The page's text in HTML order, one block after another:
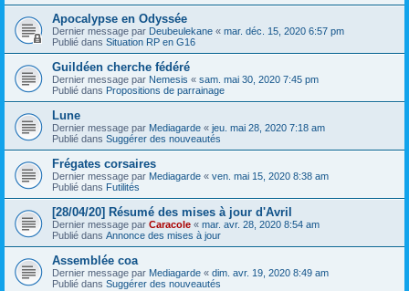
Apocalypse en Odyssée
Dernier message par Deubeulekane « mar. déc. 15, 2020 6:57 pm
Publié dans Situation RP en G16
Guildéen cherche fédéré
Dernier message par Nemesis « sam. mai 30, 2020 7:45 pm
Publié dans Propositions de parrainage
Lune
Dernier message par Mediagarde « jeu. mai 28, 2020 7:18 am
Publié dans Suggérer des nouveautés
Frégates corsaires
Dernier message par Mediagarde « ven. mai 15, 2020 8:38 am
Publié dans Futilités
[28/04/20] Résumé des mises à jour d'Avril
Dernier message par Caracole « mar. avr. 28, 2020 8:54 am
Publié dans Annonce des mises à jour
Assemblée coa
Dernier message par Mediagarde « dim. avr. 19, 2020 8:49 am
Publié dans Suggérer des nouveautés